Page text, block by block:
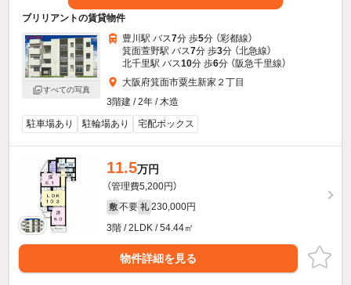
ブリリアントの賃貸物件
すべての写真
豊川駅 バス7分 歩5分 （彩都線）
箕面萱野駅 バス7分 歩3分 （北急線）
北千里駅 バス10分 歩6分 （阪急千里線）
大阪府箕面市粟生新家２丁目
3階建 / 2年 / 木造
駐車場あり
駐輪場あり 宅配ボックス
11.5万円
（管理費5,200円）
敷 不要 礼 230,000円
3階 / 2LDK / 54.44㎡
物件詳細を見る